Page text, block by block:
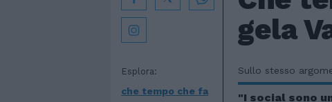
gela
Esplora:
che tempo che fa
Sullo stesso
"I social sono